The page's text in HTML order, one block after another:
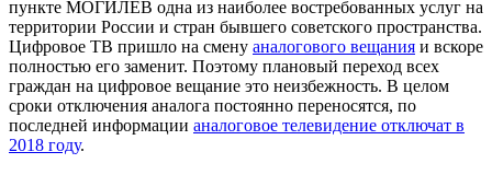
пункте МОГИЛЕВ одна из наиболее востребованных услуг на
территории России и стран бывшего советского пространства.
Цифровое ТВ пришло на смену аналогового вещания и вскоре
полностью его заменит. Поэтому плановый переход всех
граждан на цифровое вещание это неизбежность. В целом
сроки отключения аналога постоянно переносятся, по
последней информации аналоговое телевидение отключат в
2018 году.